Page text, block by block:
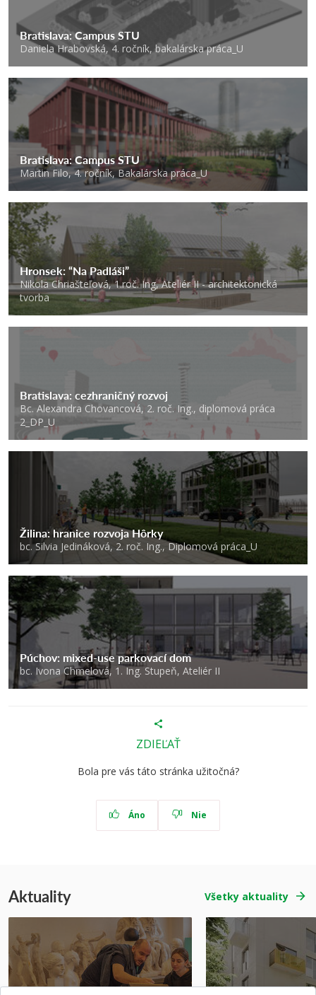
Bratislava: Campus STU
Daniela Hrabovská, 4. ročník, bakalárska práca_U
Bratislava: Campus STU
Martin Filo, 4. ročník, Bakalárska práca_U
Hronsek: “Na Padláši”
Nikola Chriašteľová, 1.roč. Ing, Ateliér II - architektonická
tvorba
Bratislava: cezhraničný rozvoj
Bc. Alexandra Chovancová, 2. roč. Ing., diplomová práca
2_DP_U
Žilina: hranice rozvoja Hôrky
bc. Silvia Jedináková, 2. roč. Ing., Diplomová práca_U
Púchov: mixed-use parkovací dom
bc. Ivona Chmelová, 1. Ing. Stupeň, Ateliér II
ZDIEĽAŤ
Bola pre vás táto stránka užitočná?
Áno Nie
Aktuality Všetky aktuality